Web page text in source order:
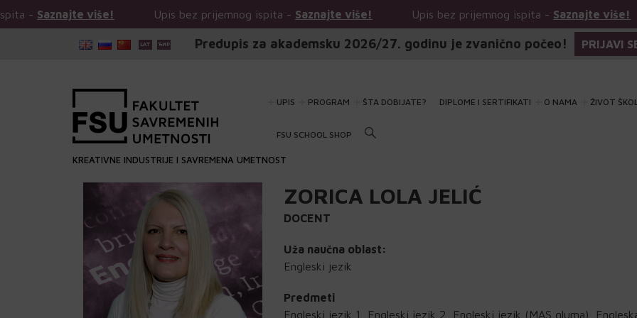
više! Upis bez prijemnog ispita -Saznajte više! Upis bez prijemnog ispita -Saznajte više! Upis
Predupis za akademsku 2026/27. godinu je zvanično počeo! PRIJAVI
UPIS PROGRAM ŠTA DOBIJATE? DIPLOME I SERTIFIKATI O NAMA ŽIVOT
FSU SCHOOL SHOP
KREATIVNE INDUSTRIJE I SAVREMENA UMETNOST
ZORICA LOLA JELIĆ
DOCENT
Uža naučna oblast:
Engleski jezik
Predmeti
Engleski jezik 1, Engleski jezik 2, Engleski jezik (MAS gluma),